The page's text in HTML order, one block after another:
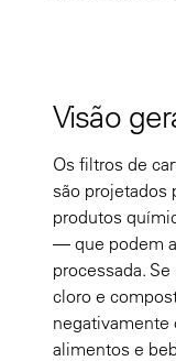
Visão
Os filtros de
são projetados
produtos
— que podem
processada.
cloro e
negativamente
alimentos e